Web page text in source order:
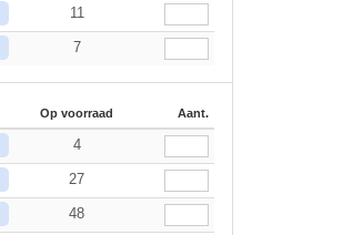
11
7
Op voorraad Aant.
4
27
48